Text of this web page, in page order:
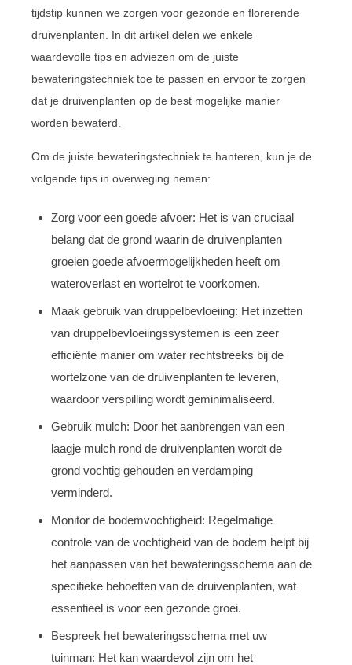
tijdstip kunnen we zorgen voor gezonde en florerende
druivenplanten. In dit artikel delen we enkele
waardevolle tips en adviezen om de juiste
bewateringstechniek toe te passen en ervoor te zorgen
dat je druivenplanten op de best mogelijke manier
worden bewaterd.
Om de juiste bewateringstechniek te hanteren, kun je de
volgende tips in overweging nemen:
Zorg voor een goede afvoer: Het is van cruciaal
belang dat de grond waarin de druivenplanten
groeien goede afvoermogelijkheden heeft om
wateroverlast en wortelrot te voorkomen.
Maak gebruik van druppelbevloeiing: Het inzetten
van druppelbevloeiingssystemen is een zeer
efficiënte manier om water rechtstreeks bij de
wortelzone van de druivenplanten te leveren,
waardoor verspilling wordt geminimaliseerd.
Gebruik mulch: Door het aanbrengen van een
laagje mulch rond de druivenplanten wordt de
grond vochtig gehouden en verdamping
verminderd.
Monitor de bodemvochtigheid: Regelmatige
controle van de vochtigheid van de bodem helpt bij
het aanpassen van het bewateringsschema aan de
specifieke behoeften van de druivenplanten, wat
essentieel is voor een gezonde groei.
Bespreek het bewateringsschema met uw
tuinman: Het kan waardevol zijn om het